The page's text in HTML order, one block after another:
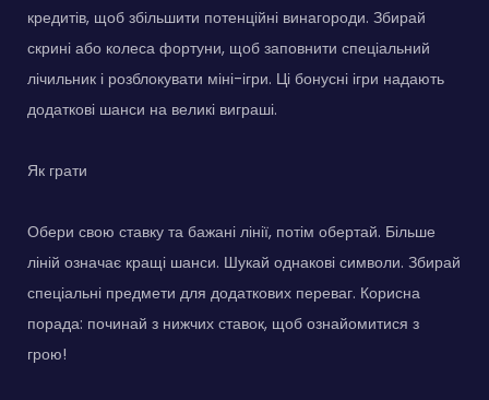
кредитів, щоб збільшити потенційні винагороди. Збирай
скрині або колеса фортуни, щоб заповнити спеціальний
лічильник і розблокувати міні-ігри. Ці бонусні ігри надають
додаткові шанси на великі виграші.
Як грати
Обери свою ставку та бажані лінії, потім обертай. Більше
ліній означає кращі шанси. Шукай однакові символи. Збирай
спеціальні предмети для додаткових переваг. Корисна
порада: починай з нижчих ставок, щоб ознайомитися з
грою!